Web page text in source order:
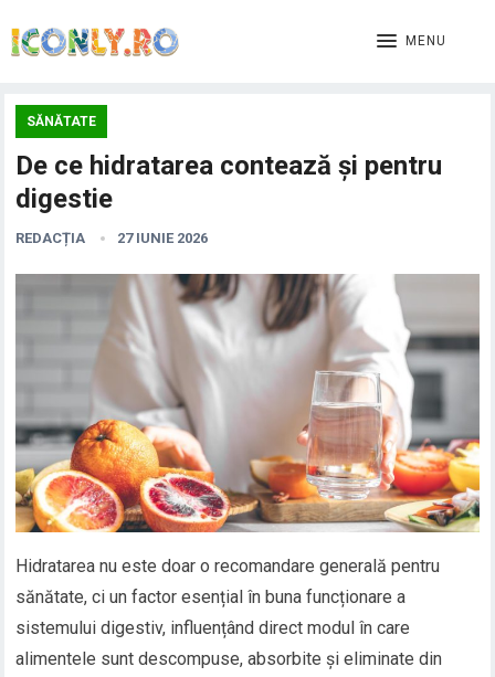
MENU
SĂNĂTATE
De ce hidratarea contează și pentru
digestie
REDACȚIA 27 IUNIE 2026
Hidratarea nu este doar o recomandare generală pentru
sănătate, ci un factor esențial în buna funcționare a
sistemului digestiv, influențând direct modul în care
alimentele sunt descompuse, absorbite și eliminate din